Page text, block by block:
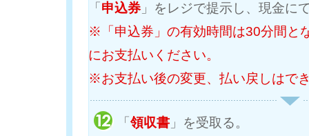
「 申込券」をレジで提示し、現金に
※「申込券」の有効時間は30分間と
にお支払いください。
※お支払い後の変更、払い戻しはで
「 領収書 」を受取る。